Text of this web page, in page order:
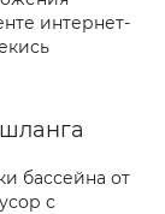
интернет-
бассейна от
с